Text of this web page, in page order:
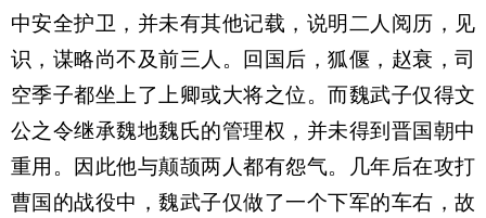
中安全护卫，并未有其他记载，说明二人阅历，见
识，谋略尚不及前三人。回国后，狐偃，赵衰，司
空季子都坐上了上卿或大将之位。而魏武子仅得文
公之令继承魏地魏氏的管理权，并未得到晋国朝中
重用。因此他与颠颉两人都有怨气。几年后在攻打
曹国的战役中，魏武子仅做了一个下军的车右，故